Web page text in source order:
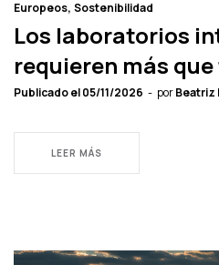
Europeos Sostenibilidad
Los laboratorios
requieren más
Publicado el05/11/2026 porBeatriz
LEER MÁS